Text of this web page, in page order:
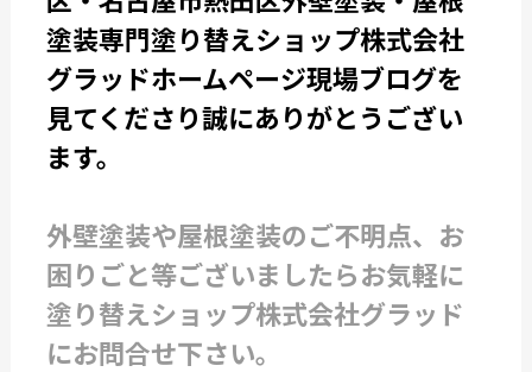
塗装専門塗り替えショップ株式会社
グラッドホームページ現場ブログを
見てくださり誠にありがとうござい
ます。
外壁塗装や屋根塗装のご不明点、お
困りごと等ございましたらお気軽に
塗り替えショップ株式会社グラッド
にお問合せ下さい。